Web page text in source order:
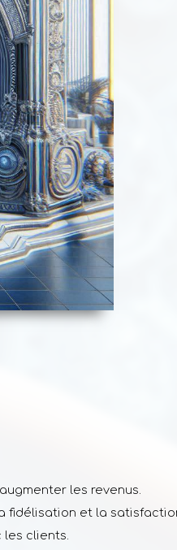
les revenus.
fidélisation et la
clients.